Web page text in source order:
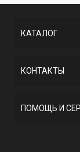
КАТАЛОГ
КОНТАКТЫ
ПОМОЩЬ И